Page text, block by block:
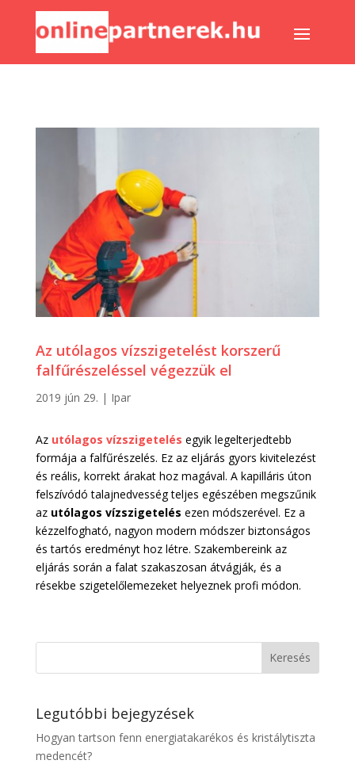
Az utólagos vízszigetelést korszerű
falfűrészeléssel végezzük el
2019 jún 29. | Ipar
Az utólagos vízszigetelés egyik legelterjedtebb
formája a falfűrészelés. Ez az eljárás gyors kivitelezést
és reális, korrekt árakat hoz magával. A kapilláris úton
felszívódó talajnedvesség teljes egészében megszűnik
az utólagos vízszigetelés ezen módszerével. Ez a
kézzelfogható, nagyon modern módszer biztonságos
és tartós eredményt hoz létre. Szakembereink az
eljárás során a falat szakaszosan átvágják, és a
résekbe szigetelőlemezeket helyeznek profi módon.
Legutóbbi bejegyzések
Hogyan tartson fenn energiatakarékos és kristálytiszta
medencét?